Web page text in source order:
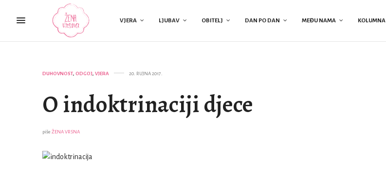
VJERA LJUBAV OBITELJ DAN PO DAN MEĐU NAMA KOLUMNA
DUHOVNOST, ODGOJ, VJERA 20. RUJNA 2017.
O indoktrinaciji djece
piše ŽENA VRSNA